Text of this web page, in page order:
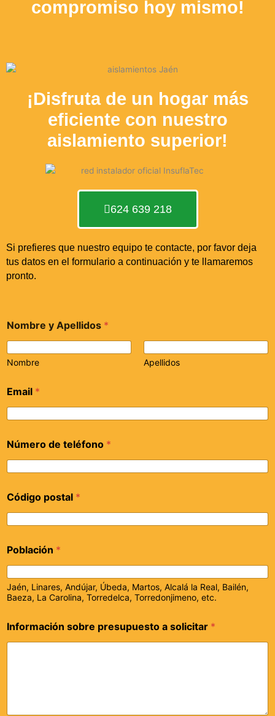
compromiso hoy mismo!
¡Disfruta de un hogar más
eficiente con nuestro
aislamiento superior!
624 639 218
Si prefieres que nuestro equipo te contacte, por favor deja
tus datos en el formulario a continuación y te llamaremos
pronto.
Nombre y Apellidos *
Nombre Apellidos
Email *
Número de teléfono *
Código postal *
Población *
Jaén, Linares, Andújar, Úbeda, Martos, Alcalá la Real, Bailén,
Baeza, La Carolina, Torredelca, Torredonjimeno, etc.
Información sobre presupuesto a solicitar *